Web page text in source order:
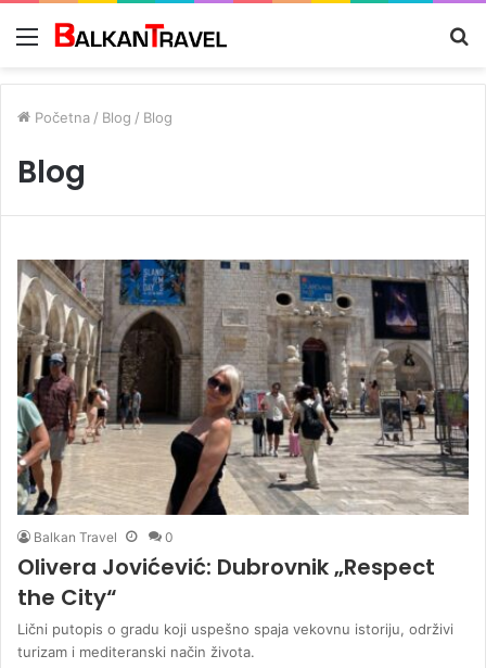
Meni
Početna / Blog / Blog
Blog
Balkan Travel 0
Olivera Jovićević: Dubrovnik „Respect
the City“
Lični putopis o gradu koji uspešno spaja vekovnu istoriju, održivi
turizam i mediteranski način života.